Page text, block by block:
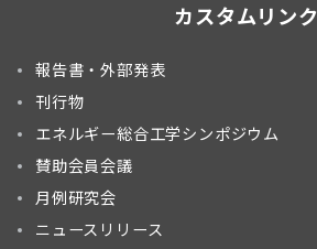
カスタムリンク
報告書・外部発表
刊行物
エネルギー総合工学シンポジウム
賛助会員会議
月例研究会
ニュースリリース